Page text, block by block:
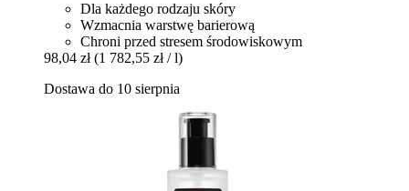
Dla każdego rodzaju skóry
Wzmacnia warstwę barierową
Chroni przed stresem środowiskowym
98,04 zł (1 782,55 zł / l)
Dostawa do 10 sierpnia